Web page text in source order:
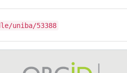
uniba/53388